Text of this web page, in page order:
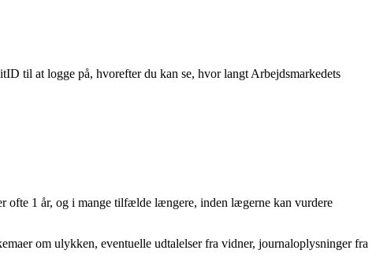
til at logge på, hvorefter du kan se, hvor langt Arbejdsmarkedets
ofte 1 år, og i mange tilfælde længere, inden lægerne kan vurdere
om ulykken, eventuelle udtalelser fra vidner, journaloplysninger fra